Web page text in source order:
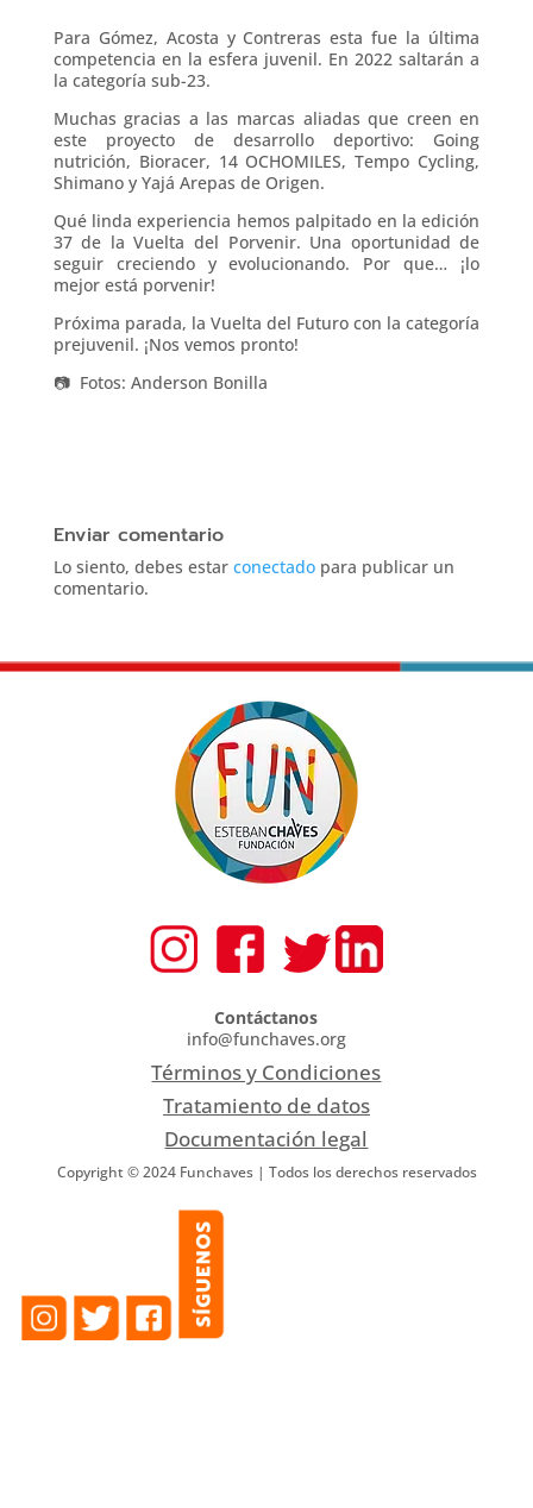
Para Gómez, Acosta y Contreras esta fue la última
competencia en la esfera juvenil. En 2022 saltarán a
la categoría sub-23.
Muchas gracias a las marcas aliadas que creen en
este proyecto de desarrollo deportivo: Going
nutrición, Bioracer, 14 OCHOMILES, Tempo Cycling,
Shimano y Yajá Arepas de Origen.
Qué linda experiencia hemos palpitado en la edición
37 de la Vuelta del Porvenir. Una oportunidad de
seguir creciendo y evolucionando. Por que… ¡lo
mejor está porvenir!
Próxima parada, la Vuelta del Futuro con la categoría
prejuvenil. ¡Nos vemos pronto!
📷 Fotos: Anderson Bonilla
Enviar comentario
Lo siento, debes estar conectadopara publicar un
comentario.
Contáctanos
info@funchaves.org
Términos y Condiciones
Tratamiento de datos
Documentación legal
Copyright © 2024 Funchaves | Todos los derechos reservados